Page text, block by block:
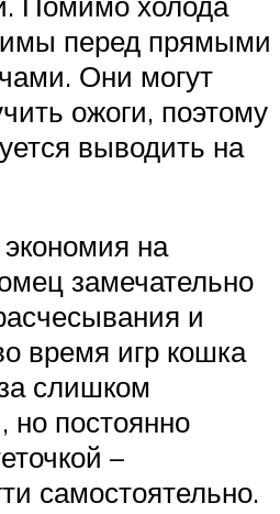
перед прямыми
Они могут
ожоги, поэтому
выводить на
на
замечательно
и
время игр кошка
слишком
но постоянно
–
самостоятельно.